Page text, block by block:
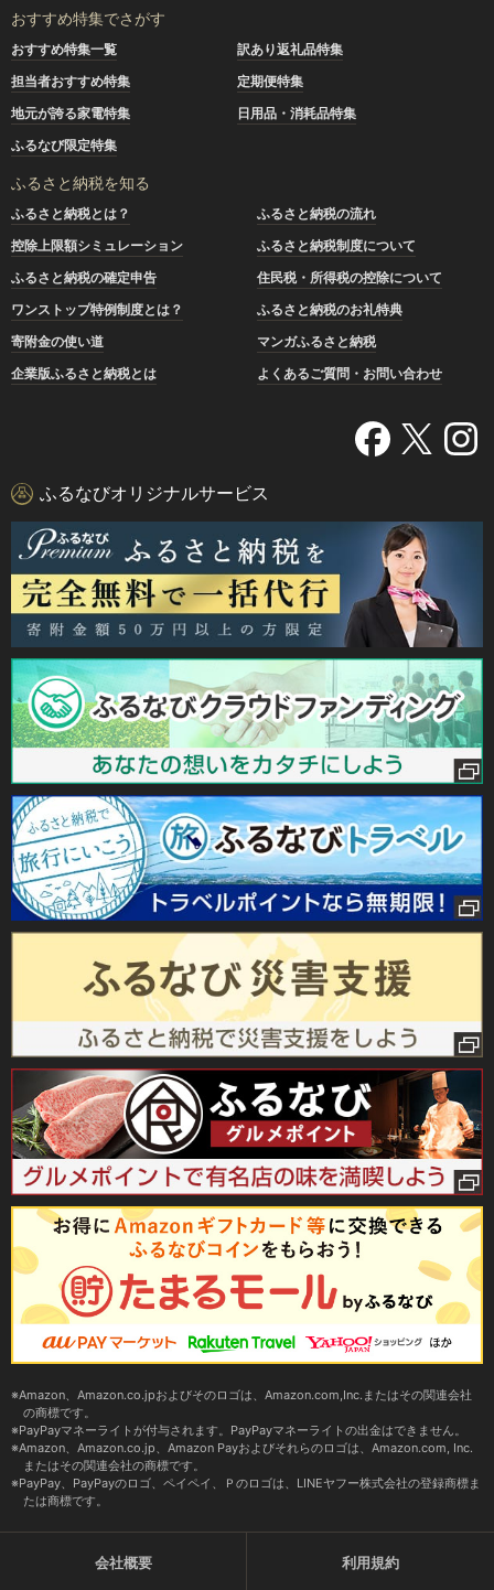
おすすめ特集でさがす
おすすめ特集一覧
訳あり返礼品特集
担当者おすすめ特集
定期便特集
地元が誇る家電特集
日用品・消耗品特集
ふるなび限定特集
ふるさと納税を知る
ふるさと納税とは？
ふるさと納税の流れ
控除上限額シミュレーション
ふるさと納税制度について
ふるさと納税の確定申告
住民税・所得税の控除について
ワンストップ特例制度とは？
ふるさと納税のお礼特典
寄附金の使い道
マンガふるさと納税
企業版ふるさと納税とは
よくあるご質問・お問い合わせ
ふるなびオリジナルサービス
Amazon、Amazon.co.jpおよびそのロゴは、Amazon.com,Inc.またはその関連会社
の商標です。
PayPayマネーライトが付与されます。PayPayマネーライトの出金はできません。
Amazon、Amazon.co.jp、Amazon Payおよびそれらのロゴは、Amazon.com, Inc.
またはその関連会社の商標です。
PayPay、PayPayのロゴ、ペイペイ、Ｐのロゴは、LINEヤフー株式会社の登録商標ま
たは商標です。
会社概要 利用規約